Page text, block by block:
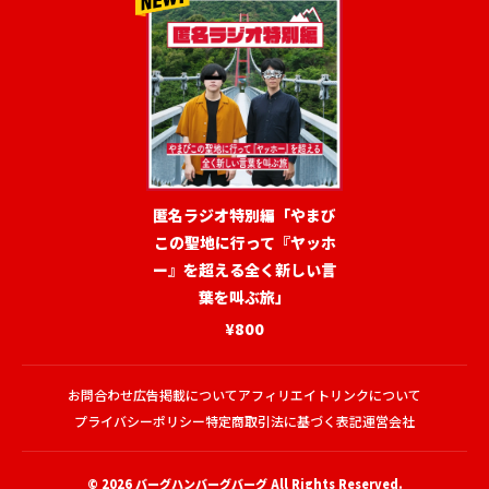
匿名ラジオ特別編「やまび
この聖地に行って『ヤッホ
ー』を超える全く新しい言
葉を叫ぶ旅」
¥800
お問合わせ広告掲載についてアフィリエイトリンクについて
プライバシーポリシー特定商取引法に基づく表記運営会社
© 2026バーグハンバーグバーグAll Rights Reserved.